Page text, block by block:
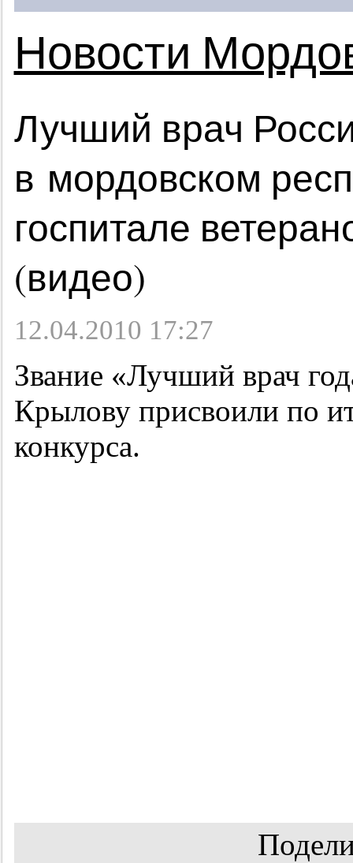
Новости
Лучший врач
в мордовском
госпитале
(видео)
12.04.2010 17:27
Звание «Лучший врач
Крылову присвоили по
конкурса.